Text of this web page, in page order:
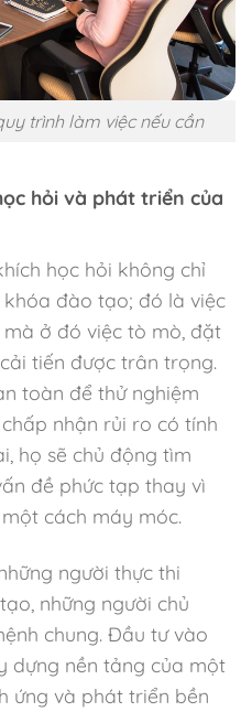
trình làm việc nếu cần
hỏi và phát triển của
học hỏi không chỉ
đào tạo; đó là việc
ở đó việc tò mò, đặt
tiến được trân trọng.
toàn để thử nghiệm
nhận rủi ro có tính
họ sẽ chủ động tìm
đề phức tạp thay vì
cách máy móc.
người thực thi
những người chủ
chung. Đầu tư vào
dựng nền tảng của một
ứng và phát triển bền